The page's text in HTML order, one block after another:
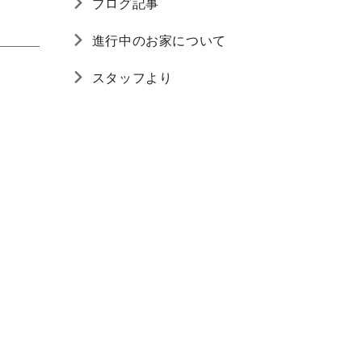
ブログ記事
進行中のお家について
スタッフより